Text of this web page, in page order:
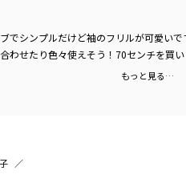
でシンプルだけど袖のフリルが可愛いで
わせたり色々使えそう！70センチを買
もっと見る…